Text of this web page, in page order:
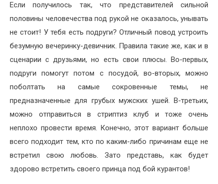
Если получилось так, что представителей сильной
половины человечества под рукой не оказалось, унывать
не стоит! У тебя есть подруги? Отличный повод устроить
безумную вечеринку-девичник. Правила такие же, как и в
сценарии с друзьями, но есть свои плюсы. Во-первых,
подруги помогут потом с посудой, во-вторых, можно
поболтать на самые сокровенные темы, не
предназначенные для грубых мужских ушей. В-третьих,
можно отправиться в стриптиз клуб и тоже очень
неплохо провести время. Конечно, этот вариант больше
всего подходит тем, кто по каким-либо причинам еще не
встретил свою любовь. Зато представь, как будет
здорово встретить своего принца под бой курантов!